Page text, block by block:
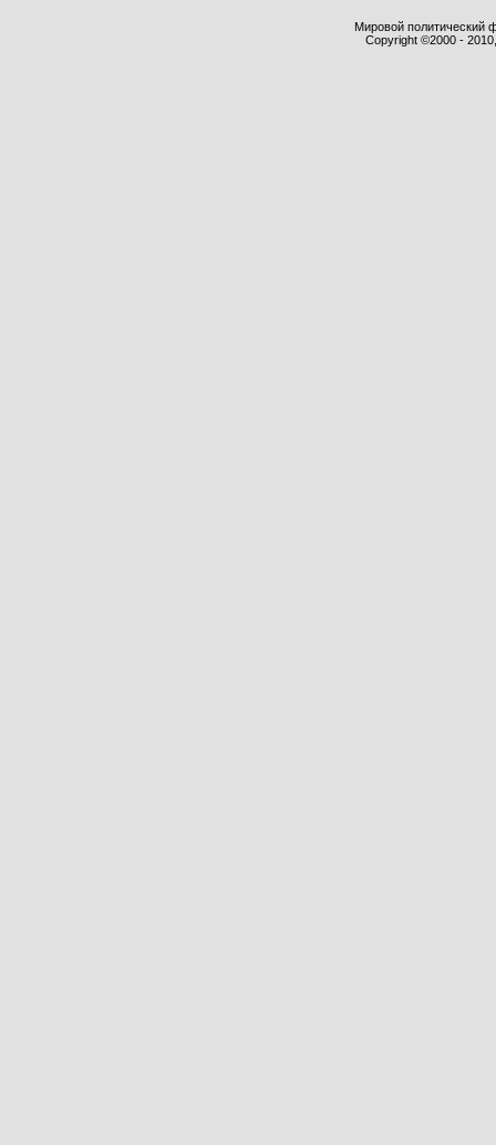
Мировой политический
Copyright ©2000 -